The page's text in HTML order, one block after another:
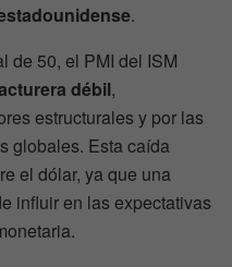
.
de 50, el PMI del ISM
débil,
estructurales y por las
globales. Esta caída
el dólar, ya que una
influir en las expectativas